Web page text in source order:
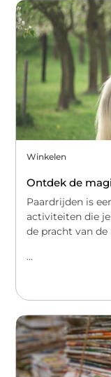
Winkelen
Ontdek de
Paardrijden is
activiteiten die
de pracht van
...